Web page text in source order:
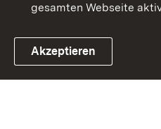
Link zum Landesportal
gesamten Webseite
Akzeptieren